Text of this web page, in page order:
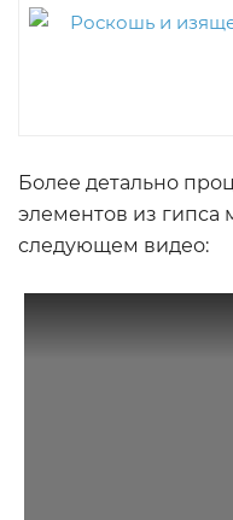
Более детально
элементов из гипса
следующем видео: